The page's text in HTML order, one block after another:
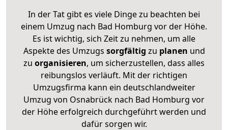
In der Tat gibt es viele Dinge zu beachten bei
einem Umzug nach Bad Homburg vor der Höhe.
Es ist wichtig, sich Zeit zu nehmen, um alle
Aspekte des Umzugs sorgfältig zu planen und
zu organisieren, um sicherzustellen, dass alles
reibungslos verläuft. Mit der richtigen
Umzugsfirma kann ein deutschlandweiter
Umzug von Osnabrück nach Bad Homburg vor
der Höhe erfolgreich durchgeführt werden und
dafür sorgen wir.